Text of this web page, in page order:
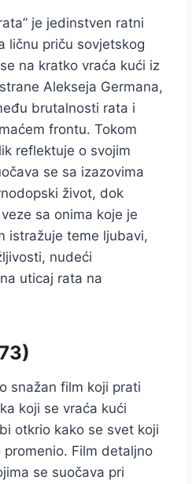
je jedinstven ratni
ličnu priču sovjetskog
na kratko vraća kući iz
Alekseja Germana,
brutalnosti rata i
frontu. Tokom
reflektuje o svojim
se sa izazovima
život, dok
sa onima koje je
istražuje teme ljubavi,
nudeći
uticaj rata na
snažan film koji prati
koji se vraća kući
otkrio kako se svet koji
Film detaljno
se suočava pri